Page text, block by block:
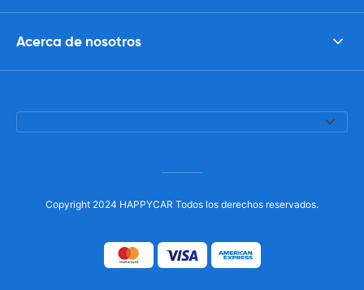
Acerca de nosotros
Copyright 2024 HAPPYCAR Todos los derechos reservados.